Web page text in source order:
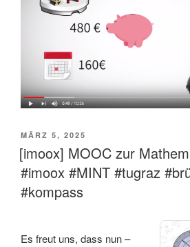
VERÖFFENTLICHT
AM
MÄRZ 5, 2025
[imoox] MOOC zur
#imoox #MINT #tugraz
#kompass
Es freut uns, dass nun –